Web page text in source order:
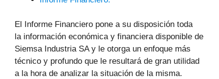
El Informe Financiero pone a su disposición toda
la información económica y financiera disponible de
Siemsa Industria SA y le otorga un enfoque más
técnico y profundo que le resultará de gran utilidad
a la hora de analizar la situación de la misma.